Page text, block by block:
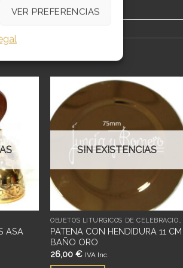
VER PREFERENCIAS
ASA
Añadir
SIN EXISTENCIAS
OBJETOS LITÚRGICOS DE CELEBRACIÓN
PATENA CON HENDIDURA 11 CM
BAÑO ORO
26,00€ IVA Inc.